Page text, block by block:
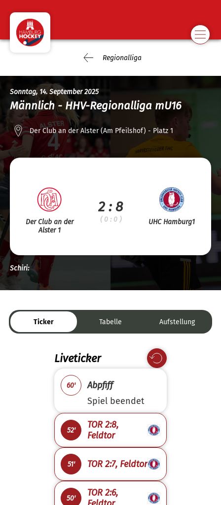
Regionalliga
Sonntag, 14. September 2025
Männlich - HHV-Regionalliga mU16
Der Club an der Alster (Am Pfeilshof) - Platz 1
Der Club an der
Alster 1
2 : 8
( 0 : 0 ) UHC Hamburg1
Schiri:
Ticker Tabelle Aufstellung
Liveticker
60'
Abpfiff
Spiel beendet
52'
TOR 2:8,
Feldtor
51' TOR 2:7, Feldtor
50'
TOR 2:6,